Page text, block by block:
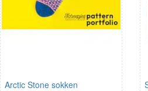
Arctic Stone sokken